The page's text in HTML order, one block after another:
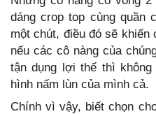
dáng crop top cùng quần
một chút, điều đó sẽ
nếu các cô nàng của
tận dụng lợi thế thì
hình nấm lùn của mình cả.
Chính vì vậy, biết chọn